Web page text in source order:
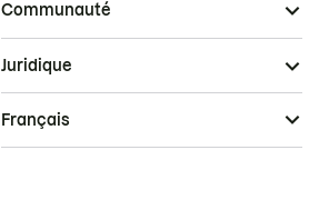
Communauté
Juridique
Français